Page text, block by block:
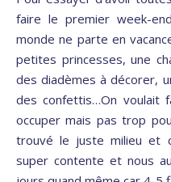
faire le premier week-
monde ne parte en
petites princesses, une
des diadèmes à décorer,
des confettis…On voulait
occuper mais pas trop
trouvé le juste milieu et
super contente et nous